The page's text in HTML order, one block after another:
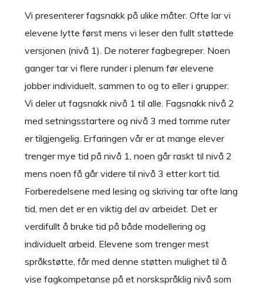
Vi presenterer fagsnakk på ulike måter. Ofte lar vi
elevene lytte først mens vi leser den fullt støttede
versjonen (nivå 1). De noterer fagbegreper. Noen
ganger tar vi flere runder i plenum før elevene
jobber individuelt, sammen to og to eller i grupper.
Vi deler ut fagsnakk nivå 1 til alle. Fagsnakk nivå 2
med setningsstartere og nivå 3 med tomme ruter
er tilgjengelig. Erfaringen vår er at mange elever
trenger mye tid på nivå 1, noen går raskt til nivå 2
mens noen få går videre til nivå 3 etter kort tid.
Forberedelsene med lesing og skriving tar ofte lang
tid, men det er en viktig del av arbeidet. Det er
verdifullt å bruke tid på både modellering og
individuelt arbeid. Elevene som trenger mest
språkstøtte, får med denne støtten mulighet til å
vise fagkompetanse på et norskspråklig nivå som